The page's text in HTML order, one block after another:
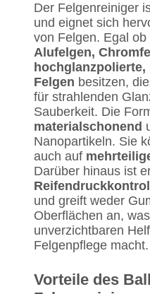
Der Felgenreiniger
und eignet sich
von Felgen. Egal ob
Alufelgen,
Felgen besitzen,
für strahlenden
Sauberkeit. Die
materialschonend
Nanopartikeln. Sie
auch auf
Darüber hinaus ist
und greift weder
Oberflächen an,
unverzichtbaren
Felgenpflege macht.
Vorteile des